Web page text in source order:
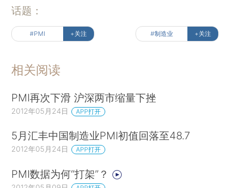
话题：
#PMI +关注 #制造业 +关注
相关阅读
PMI再次下滑 沪深两市缩量下挫
2012年05月24日 APP打开
5月汇丰中国制造业PMI初值回落至48.7
2012年05月24日 APP打开
PMI数据为何“打架”？